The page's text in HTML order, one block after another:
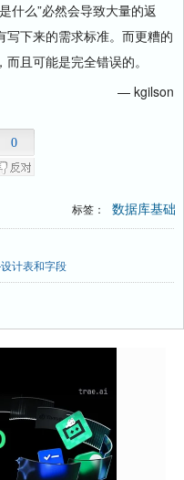
什么”必然会导致大量的返
下来的需求标准。而更糟的
且可能是完全错误的。
— kgilson
0
标签： 数据库基础
计表和字段